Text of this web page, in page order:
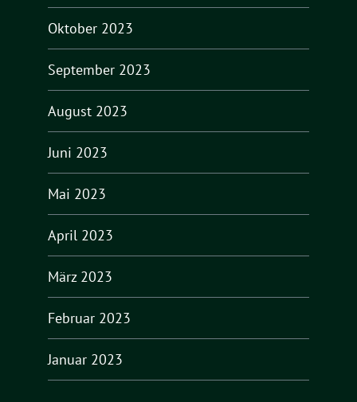
Oktober 2023
September 2023
August 2023
Juni 2023
Mai 2023
April 2023
März 2023
Februar 2023
Januar 2023